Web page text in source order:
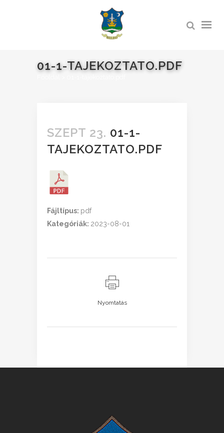
01-1-TAJEKOZTATO.PDF
SZEPT 23. 01-1-
TAJEKOZTATO.PDF
Fájltípus: pdf
Kategóriák: 2023-08-01
Nyomtatás